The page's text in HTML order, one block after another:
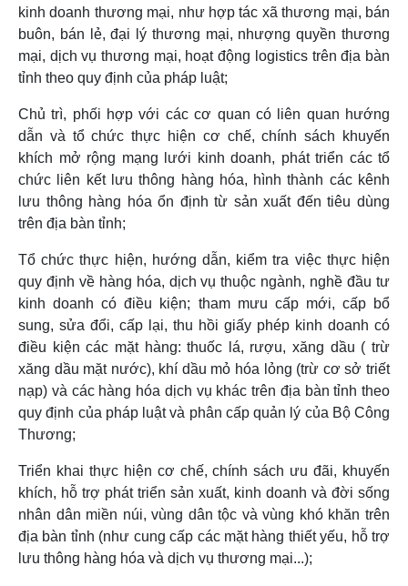
kinh doanh thương mại, như hợp tác xã thương mại, bán
buôn, bán lẻ, đại lý thương mại, nhượng quyền thương
mại, dịch vụ thương mại, hoạt động logistics trên địa bàn
tỉnh theo quy định của pháp luật;
Chủ trì, phối hợp với các cơ quan có liên quan hướng
dẫn và tổ chức thực hiện cơ chế, chính sách khuyến
khích mở rộng mạng lưới kinh doanh, phát triển các tổ
chức liên kết lưu thông hàng hóa, hình thành các kênh
lưu thông hàng hóa ổn định từ sản xuất đến tiêu dùng
trên địa bàn tỉnh;
Tổ chức thực hiện, hướng dẫn, kiểm tra việc thực hiện
quy định về hàng hóa, dịch vụ thuộc ngành, nghề đầu tư
kinh doanh có điều kiện; tham mưu cấp mới, cấp bổ
sung, sửa đổi, cấp lại, thu hồi giấy phép kinh doanh có
điều kiện các mặt hàng: thuốc lá, rượu, xăng dầu ( trừ
xăng dầu mặt nước), khí dầu mỏ hóa lỏng (trừ cơ sở triết
nạp) và các hàng hóa dịch vụ khác trên địa bàn tỉnh theo
quy định của pháp luật và phân cấp quản lý của Bộ Công
Thương;
Triển khai thực hiện cơ chế, chính sách ưu đãi, khuyến
khích, hỗ trợ phát triển sản xuất, kinh doanh và đời sống
nhân dân miền núi, vùng dân tộc và vùng khó khăn trên
địa bàn tỉnh (như cung cấp các mặt hàng thiết yếu, hỗ trợ
lưu thông hàng hóa và dịch vụ thương mại...);